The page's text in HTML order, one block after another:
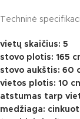
Techninė
vietų skaičius: 5
stovo plotis: 165
stovo aukštis: 60
vietos plotis: 10
atstumas tarp
medžiaga: